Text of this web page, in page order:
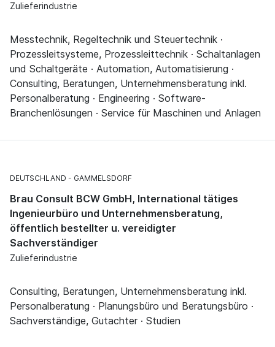
Zulieferindustrie
Messtechnik, Regeltechnik und Steuertechnik ·
Prozessleitsysteme, Prozessleittechnik · Schaltanlagen
und Schaltgeräte · Automation, Automatisierung ·
Consulting, Beratungen, Unternehmensberatung inkl.
Personalberatung · Engineering · Software-
Branchenlösungen · Service für Maschinen und Anlagen
DEUTSCHLAND GAMMELSDORF
Brau Consult BCW GmbH, International tätiges
Ingenieurbüro und Unternehmensberatung,
öffentlich bestellter u. vereidigter
Sachverständiger
Zulieferindustrie
Consulting, Beratungen, Unternehmensberatung inkl.
Personalberatung · Planungsbüro und Beratungsbüro ·
Sachverständige, Gutachter · Studien